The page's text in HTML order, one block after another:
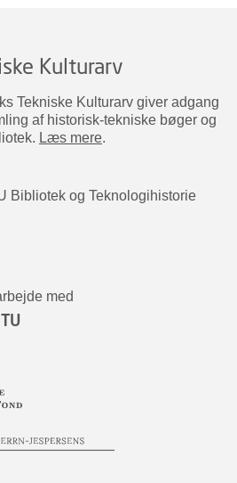
Kulturarv
Tekniske Kulturarv giver adgang
af historisk-tekniske bøger og
Læs mere.
Bibliotek og Teknologihistorie
med